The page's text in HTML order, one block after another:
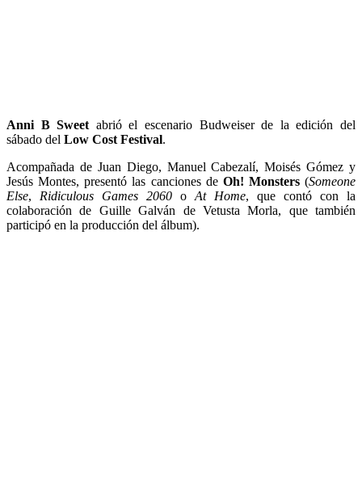
Anni B Sweet abrió el escenario Budweiser de la edición del
sábado del Low Cost Festival.
Acompañada de Juan Diego, Manuel Cabezalí, Moisés Gómez y
Jesús Montes, presentó las canciones de Oh! Monsters(Someone
Else, Ridiculous Games 2060 o At Home, que contó con la
colaboración de Guille Galván de Vetusta Morla, que también
participó en la producción del álbum).